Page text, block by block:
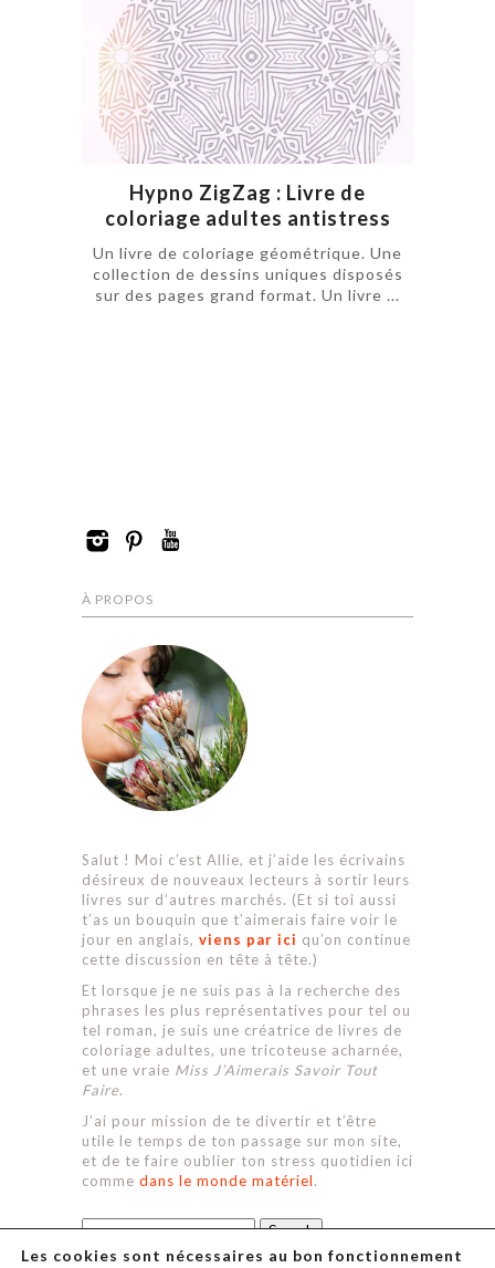
Hypno ZigZag : Livre de
coloriage adultes antistress
Un livre de coloriage géométrique. Une
collection de dessins uniques disposés
sur des pages grand format. Un livre ...
À PROPOS
Salut ! Moi c’est Allie, et j’aide les écrivains
désireux de nouveaux lecteurs à sortir leurs
livres sur d’autres marchés. (Et si toi aussi
t’as un bouquin que t’aimerais faire voir le
jour en anglais, viens par ici qu’on continue
cette discussion en tête à tête.)
Et lorsque je ne suis pas à la recherche des
phrases les plus représentatives pour tel ou
tel roman, je suis une créatrice de livres de
coloriage adultes, une tricoteuse acharnée,
et une vraie Miss J’Aimerais Savoir Tout
Faire.
J’ai pour mission de te divertir et t’être
utile le temps de ton passage sur mon site,
et de te faire oublier ton stress quotidien ici
comme dans le monde matériel.
Search
for:
Les cookies sont nécessaires au bon fonctionnement